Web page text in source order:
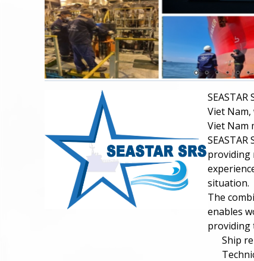
Viet
Viet Nam
providing
situation.
The
enables
providing
Ship